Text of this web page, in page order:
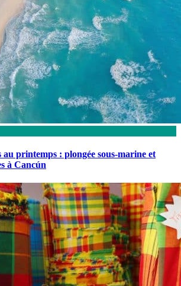
printemps : plongée sous-marine et
à Cancún